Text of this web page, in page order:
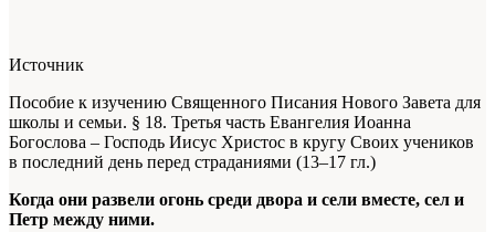
Источник
Пособие к изучению Священного Писания Нового Завета для
школы и семьи. § 18. Третья часть Евангелия Иоанна
Богослова – Господь Иисус Христос в кругу Своих учеников
в последний день перед страданиями (13–17 гл.)
Когда они развели огонь среди двора и сели вместе, сел и
Петр между ними.